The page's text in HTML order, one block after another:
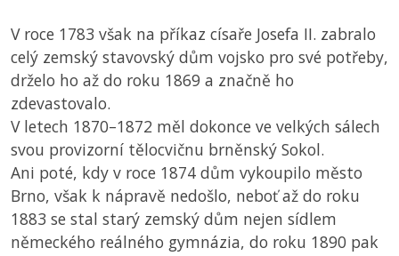
V roce 1783 však na příkaz císaře Josefa II. zabralo
celý zemský stavovský dům vojsko pro své potřeby,
drželo ho až do roku 1869 a značně ho
zdevastovalo.
V letech 1870–1872 měl dokonce ve velkých sálech
svou provizorní tělocvičnu brněnský Sokol.
Ani poté, kdy v roce 1874 dům vykoupilo město
Brno, však k nápravě nedošlo, neboť až do roku
1883 se stal starý zemský dům nejen sídlem
německého reálného gymnázia, do roku 1890 pak